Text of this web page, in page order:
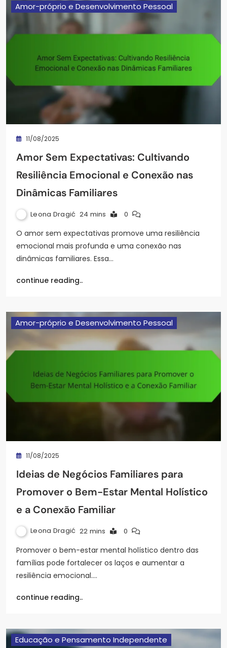
Amor-próprio e Desenvolvimento Pessoal
11/08/2025
Amor Sem Expectativas: Cultivando
Resiliência Emocional e Conexão nas
Dinâmicas Familiares
Leona Dragić 24 mins 0
O amor sem expectativas promove uma resiliência
emocional mais profunda e uma conexão nas
dinâmicas familiares. Essa…
continue reading..
Amor-próprio e Desenvolvimento Pessoal
11/08/2025
Ideias de Negócios Familiares para
Promover o Bem-Estar Mental Holístico
e a Conexão Familiar
Leona Dragić 22 mins 0
Promover o bem-estar mental holístico dentro das
famílias pode fortalecer os laços e aumentar a
resiliência emocional.…
continue reading..
Educação e Pensamento Independente